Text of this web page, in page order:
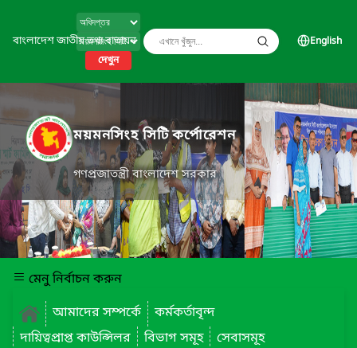
বাংলাদেশ জাতীয় তথ্য বাতায়ন
দেখুন
English
ময়মনসিংহ সিটি কর্পোরেশন
গণপ্রজাতন্ত্রী বাংলাদেশ সরকার
মেনু নির্বাচন করুন
আমাদের সম্পর্কে
কর্মকর্তাবৃন্দ
দায়িত্বপ্রাপ্ত কাউন্সিলর
বিভাগ সমূহ
সেবাসমূহ